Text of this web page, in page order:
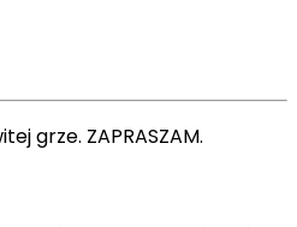
grze. ZAPRASZAM.